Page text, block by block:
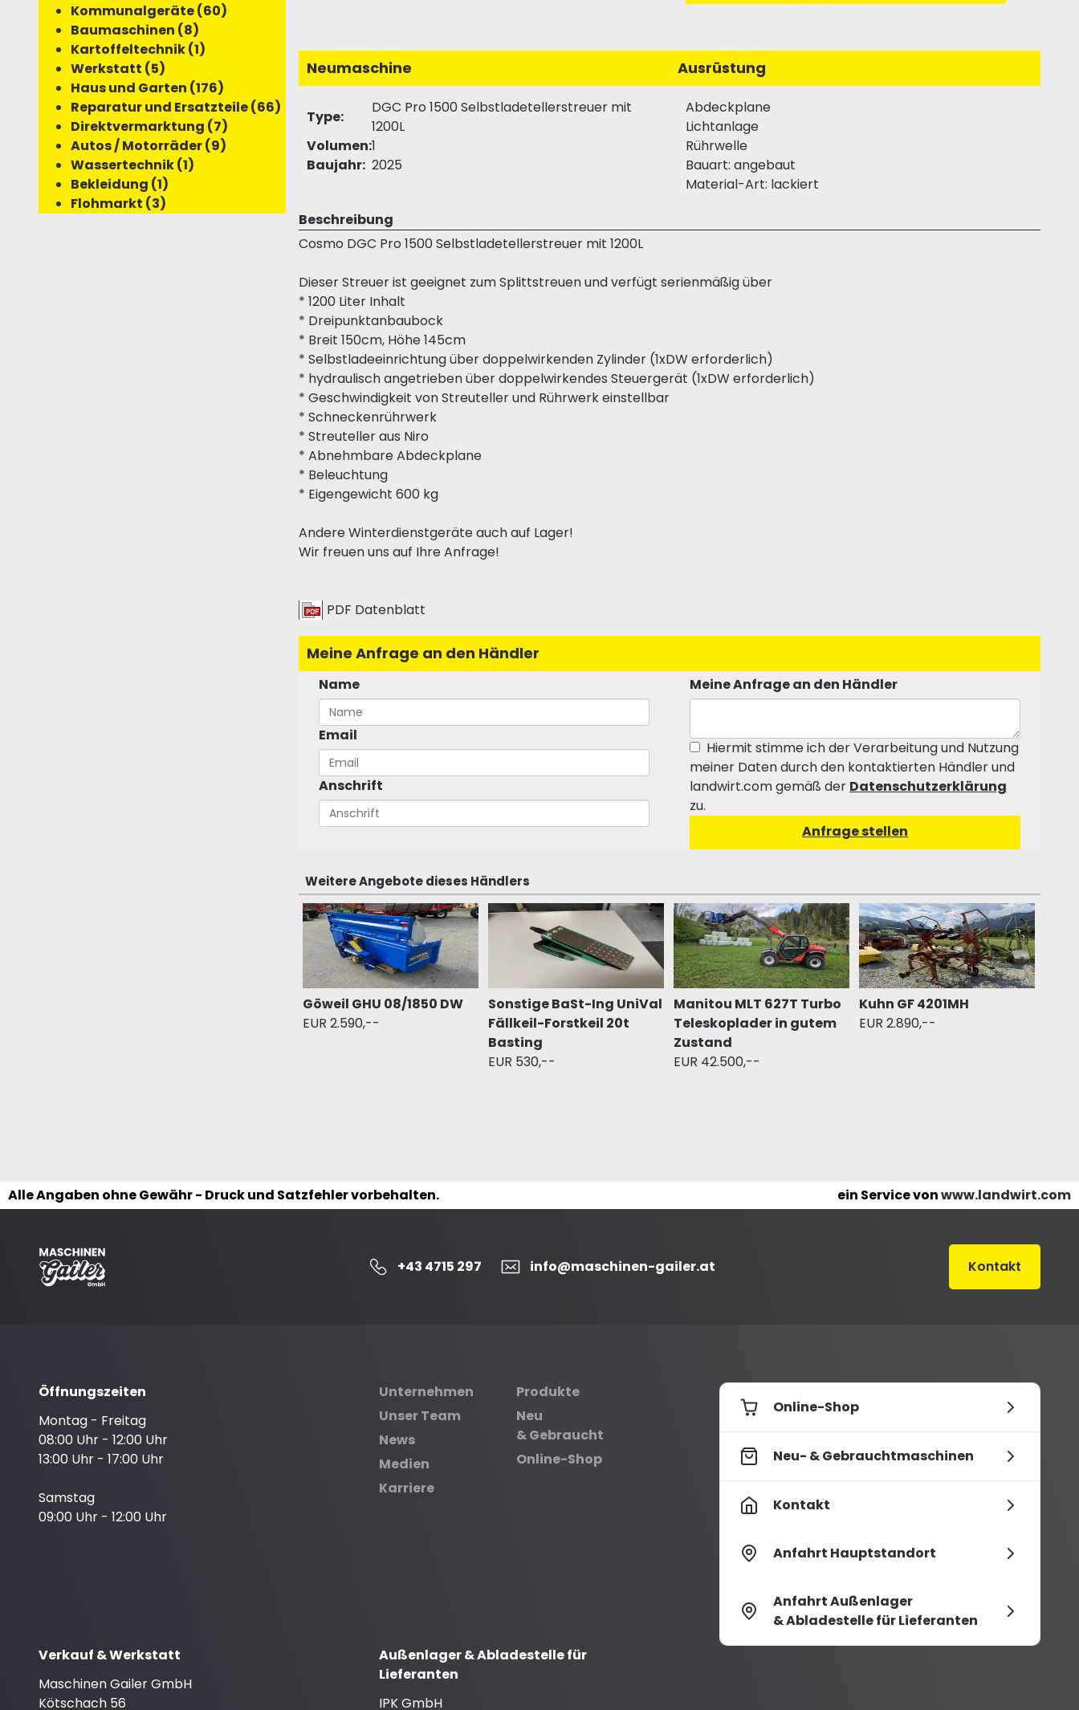
Kommunalgeräte (60)
Baumaschinen (8)
Kartoffeltechnik (1)
Werkstatt (5)
Haus und Garten (176)
Reparatur und Ersatzteile (66)
Direktvermarktung (7)
Autos / Motorräder (9)
Wassertechnik (1)
Bekleidung (1)
Flohmarkt (3)
Neumaschine
Type:
DGC Pro 1500 Selbstladetellerstreuer mit
1200L
Volumen:1
Baujahr: 2025
Ausrüstung
Abdeckplane
Lichtanlage
Rührwelle
Bauart: angebaut
Material-Art: lackiert
Beschreibung
Cosmo DGC Pro 1500 Selbstladetellerstreuer mit 1200L
Dieser Streuer ist geeignet zum Splittstreuen und verfügt serienmäßig über
* 1200 Liter Inhalt
* Dreipunktanbaubock
* Breit 150cm, Höhe 145cm
* Selbstladeeinrichtung über doppelwirkenden Zylinder (1xDW erforderlich)
* hydraulisch angetrieben über doppelwirkendes Steuergerät (1xDW erforderlich)
* Geschwindigkeit von Streuteller und Rührwerk einstellbar
* Schneckenrührwerk
* Streuteller aus Niro
* Abnehmbare Abdeckplane
* Beleuchtung
* Eigengewicht 600 kg
Andere Winterdienstgeräte auch auf Lager!
Wir freuen uns auf Ihre Anfrage!
PDF Datenblatt
Meine Anfrage an den Händler
Name
Email
Anschrift
Meine Anfrage an den Händler
Hiermit stimme ich der Verarbeitung und Nutzung
meiner Daten durch den kontaktierten Händler und
landwirt.com gemäß der Datenschutzerklärung
zu.
Weitere Angebote dieses Händlers
Göweil GHU 08/1850 DW
EUR 2.590,--
Sonstige BaSt-Ing UniVal
Fällkeil-Forstkeil 20t
Basting
EUR 530,--
Manitou MLT 627T Turbo
Teleskoplader in gutem
Zustand
EUR 42.500,--
Kuhn GF 4201MH
EUR 2.890,--
Alle Angaben ohne Gewähr - Druck und Satzfehler vorbehalten. ein Service vonwww.landwirt.com
+43 4715 297 info@maschinen-gailer.at Kontakt
Öffnungszeiten
Montag - Freitag
08:00 Uhr - 12:00 Uhr
13:00 Uhr - 17:00 Uhr
Samstag
09:00 Uhr - 12:00 Uhr
Unternehmen
Unser Team
News
Medien
Karriere
Produkte
Neu
& Gebraucht
Online-Shop
Online-Shop
Neu- & Gebrauchtmaschinen
Kontakt
Anfahrt Hauptstandort
Anfahrt Außenlager
& Abladestelle für Lieferanten
Verkauf & Werkstatt
Maschinen Gailer GmbH
Kötschach 56
Außenlager & Abladestelle für
Lieferanten
IPK GmbH